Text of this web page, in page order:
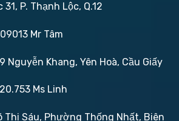
31, P. Thạnh Lộc, Q.12
Mr Tâm
Nguyễn Khang, Yên Hoà, Cầu Giấy
Ms Linh
Thị Sáu, Phường Thống Nhất, Biên